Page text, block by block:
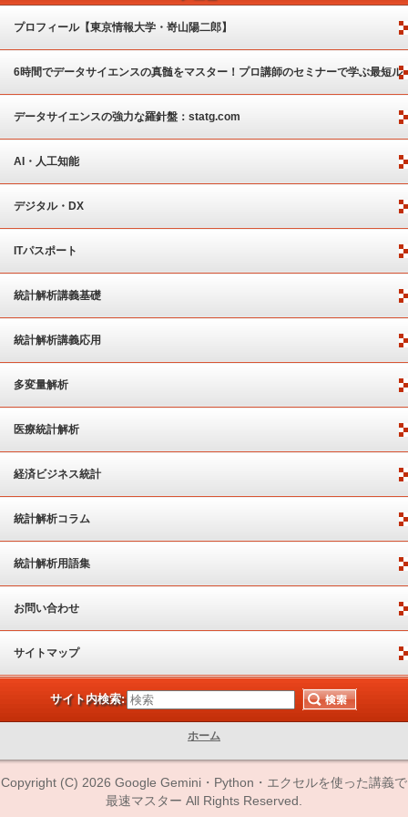
プロフィール【東京情報大学・嵜山陽二郎】
6時間でデータサイエンスの真髄をマスター！プロ講師のセミナーで学ぶ最短ル
ート
データサイエンスの強力な羅針盤：statg.com
AI・人工知能
デジタル・DX
ITパスポート
統計解析講義基礎
統計解析講義応用
多変量解析
医療統計解析
経済ビジネス統計
統計解析コラム
統計解析用語集
お問い合わせ
サイトマップ
サイト内検索:
ホーム
Copyright (C) 2026 Google Gemini・Python・エクセルを使った講義で
最速マスター All Rights Reserved.